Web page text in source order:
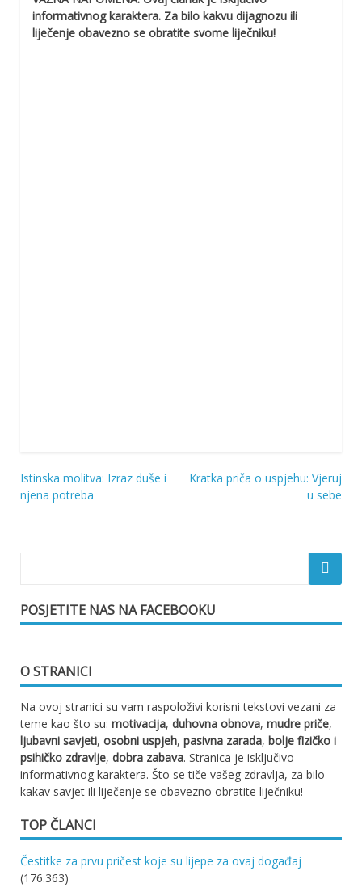
informativnog karaktera. Za bilo kakvu dijagnozu ili
liječenje obavezno se obratite svome liječniku!
Navigacija
Istinska molitva: Izraz duše i
njena potreba
Kratka priča o uspjehu: Vjeruj
u sebe
POSJETITE NAS NA FACEBOOKU
O STRANICI
Na ovoj stranici su vam raspoloživi korisni tekstovi vezani za
teme kao što su: motivacija, duhovna obnova, mudre priče,
ljubavni savjeti, osobni uspjeh, pasivna zarada, bolje fizičko i
psihičko zdravlje, dobra zabava. Stranica je isključivo
informativnog karaktera. Što se tiče vašeg zdravlja, za bilo
kakav savjet ili liječenje se obavezno obratite liječniku!
TOP ČLANCI
Čestitke za prvu pričest koje su lijepe za ovaj događaj
(176.363)